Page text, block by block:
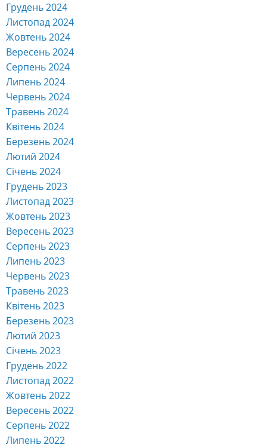
Грудень 2024
Листопад 2024
Жовтень 2024
Вересень 2024
Серпень 2024
Липень 2024
Червень 2024
Травень 2024
Квітень 2024
Березень 2024
Лютий 2024
Січень 2024
Грудень 2023
Листопад 2023
Жовтень 2023
Вересень 2023
Серпень 2023
Липень 2023
Червень 2023
Травень 2023
Квітень 2023
Березень 2023
Лютий 2023
Січень 2023
Грудень 2022
Листопад 2022
Жовтень 2022
Вересень 2022
Серпень 2022
Липень 2022